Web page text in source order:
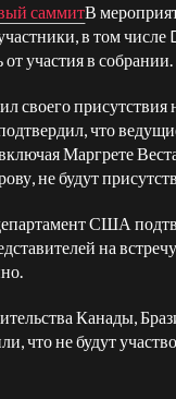
саммитВ
в том числе
участия в собрании.
своего присутствия
что
Маргрете
не будут
США
на
Канады,
что не будут